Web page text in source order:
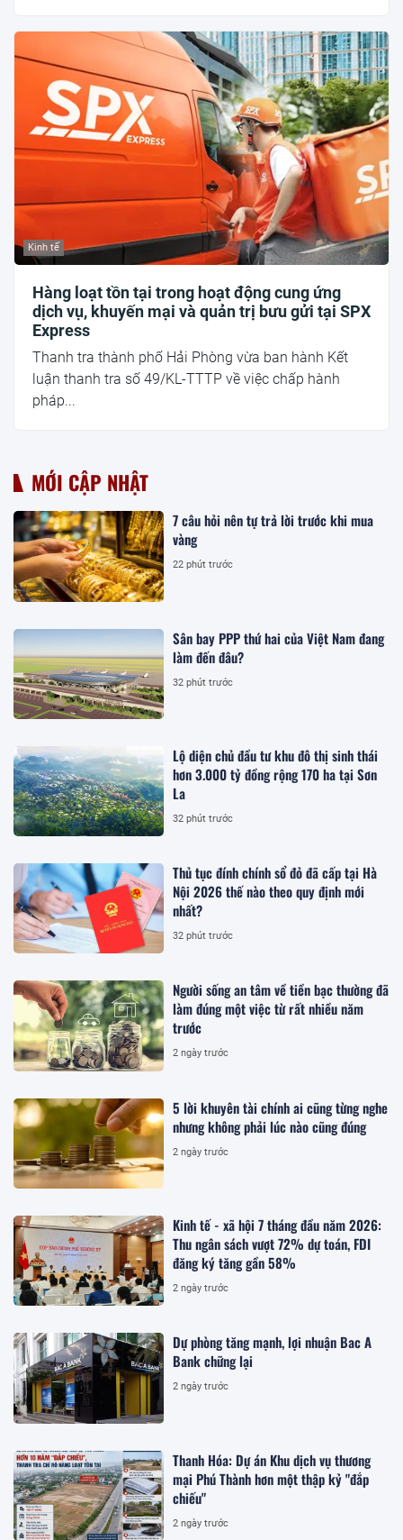
Kinh tế
Hàng loạt tồn tại trong hoạt động cung ứng
dịch vụ, khuyến mại và quản trị bưu gửi tại SPX
Express
Thanh tra thành phố Hải Phòng vừa ban hành Kết
luận thanh tra số 49/KL-TTTP về việc chấp hành
pháp...
MỚI CẬP NHẬT
7 câu hỏi nên tự trả lời trước khi mua
vàng
22 phút trước
Sân bay PPP thứ hai của Việt Nam đang
làm đến đâu?
32 phút trước
Lộ diện chủ đầu tư khu đô thị sinh thái
hơn 3.000 tỷ đồng rộng 170 ha tại Sơn
La
32 phút trước
Thủ tục đính chính sổ đỏ đã cấp tại Hà
Nội 2026 thế nào theo quy định mới
nhất?
32 phút trước
Người sống an tâm về tiền bạc thường đã
làm đúng một việc từ rất nhiều năm
trước
2 ngày trước
5 lời khuyên tài chính ai cũng từng nghe
nhưng không phải lúc nào cũng đúng
2 ngày trước
Kinh tế - xã hội 7 tháng đầu năm 2026:
Thu ngân sách vượt 72% dự toán, FDI
đăng ký tăng gần 58%
2 ngày trước
Dự phòng tăng mạnh, lợi nhuận Bac A
Bank chững lại
2 ngày trước
Thanh Hóa: Dự án Khu dịch vụ thương
mại Phú Thành hơn một thập kỷ "đắp
chiếu"
2 ngày trước